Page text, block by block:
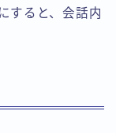
すると、会話内